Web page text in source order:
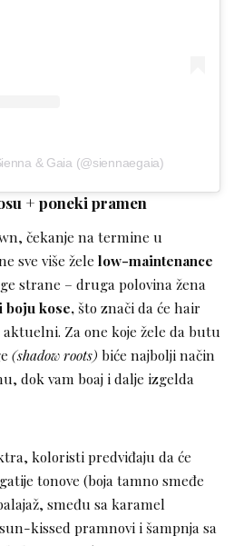
& Gaia (@siennaegaia)
+ poneki pramen
čekanje na termine u
sve više žele low-maintenance
strane – druga polovina žena
boju kose, što znači da će hair
Za one koje žele da butu
(shadow roots) biće najbolji način
dok vam boaj i dalje izgelda
koloristi predviđaju da će
tonove (boja tamno smeđe
smeđu sa karamel
kissed pramnovi i šampnja sa